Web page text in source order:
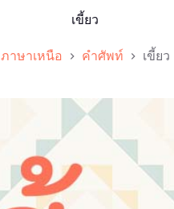
เขี้ยว
ภาษาเหนือ คำศัพท์ เขี้ยว